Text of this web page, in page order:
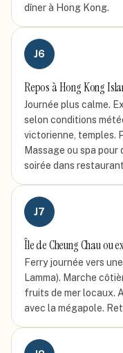
dîner à Hong Kong.
J6
Repos à Hong Kong
Journée plus calme.
selon conditions
victorienne, temples.
Massage ou spa
soirée dans
J7
Île de Cheung Chau ou
Ferry journée vers
Lamma). Marche
fruits de mer locaux.
avec la mégapole.